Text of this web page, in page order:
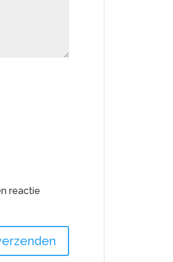
reactie